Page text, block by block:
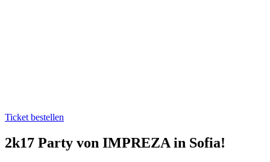
Ticket bestellen
2k17 Party von IMPREZA in Sofia!